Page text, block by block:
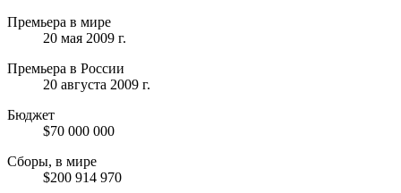
Премьера в мире
20 мая 2009 г.
Премьера в России
20 августа 2009 г.
Бюджет
$70 000 000
Сборы, в мире
$200 914 970